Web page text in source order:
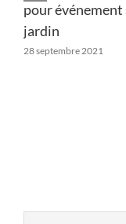
pour
jardin
28 septembre 2021